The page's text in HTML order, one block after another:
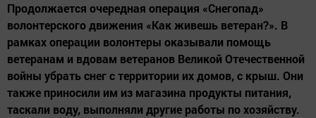
Продолжается очередная операция «Снегопад»
волонтерского движения «Как живешь ветеран?». В
рамках операции волонтеры оказывали помощь
ветеранам и вдовам ветеранов Великой Отечественной
войны убрать снег с территории их домов, с крыш. Они
также приносили им из магазина продукты питания,
таскали воду, выполняли другие работы по хозяйству.